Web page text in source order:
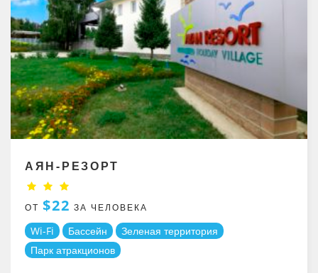
АЯН-РЕЗОРТ
ОТ $22 ЗА ЧЕЛОВЕКА
Wi-Fi Бассейн
Зеленая территория
Парк атракционов